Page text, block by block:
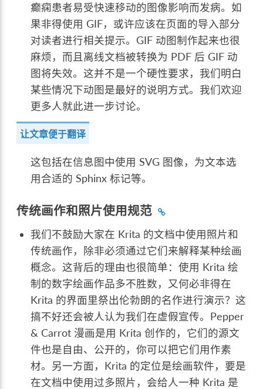
癫痫患者易受快速移动的图像影响而发病。如
果非得使用 GIF，或许应该在页面的导入部分
对读者进行相关提示。GIF 动图制作起来也很
麻烦，而且离线文档被转换为 PDF 后 GIF 动
图将失效。这并不是一个硬性要求，我们明白
某些情况下动图是最好的说明方式。我们欢迎
更多人就此进一步讨论。
让文章便于翻译
这包括在信息图中使用 SVG 图像，为文本选
用合适的 Sphinx 标记等。
传统画作和照片使用规范
我们不鼓励大家在 Krita 的文档中使用照片和
传统画作，除非必须通过它们来解释某种绘画
概念。这背后的理由也很简单：使用 Krita 绘
制的数字绘画作品多不胜数，又何必非得在
Krita 的界面里祭出伦勃朗的名作进行演示？这
搞不好还会被人认为我们在虚假宣传。Pepper
& Carrot 漫画是用 Krita 创作的，它们的源文
件也是自由、公开的，你可以把它们用作素
材。另一方面，Krita 的定位是绘画软件，要是
在文档中使用过多照片，会给人一种 Krita 是